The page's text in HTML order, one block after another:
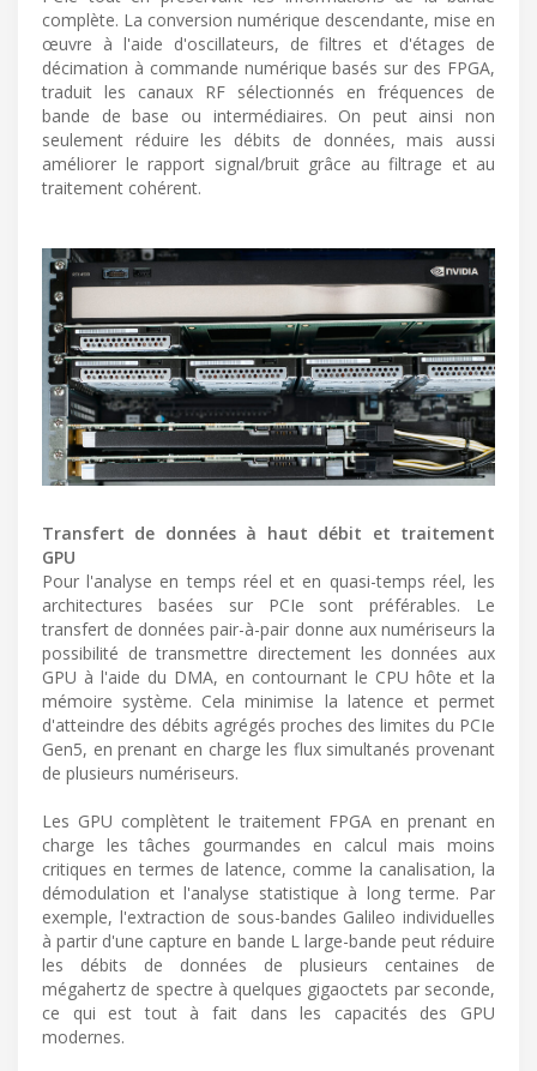
complète. La conversion numérique descendante, mise en
œuvre à l'aide d'oscillateurs, de filtres et d'étages de
décimation à commande numérique basés sur des FPGA,
traduit les canaux RF sélectionnés en fréquences de
bande de base ou intermédiaires. On peut ainsi non
seulement réduire les débits de données, mais aussi
améliorer le rapport signal/bruit grâce au filtrage et au
traitement cohérent.
Transfert de données à haut débit et traitement
GPU
Pour l'analyse en temps réel et en quasi-temps réel, les
architectures basées sur PCIe sont préférables. Le
transfert de données pair-à-pair donne aux numériseurs la
possibilité de transmettre directement les données aux
GPU à l'aide du DMA, en contournant le CPU hôte et la
mémoire système. Cela minimise la latence et permet
d'atteindre des débits agrégés proches des limites du PCIe
Gen5, en prenant en charge les flux simultanés provenant
de plusieurs numériseurs.
Les GPU complètent le traitement FPGA en prenant en
charge les tâches gourmandes en calcul mais moins
critiques en termes de latence, comme la canalisation, la
démodulation et l'analyse statistique à long terme. Par
exemple, l'extraction de sous-bandes Galileo individuelles
à partir d'une capture en bande L large-bande peut réduire
les débits de données de plusieurs centaines de
mégahertz de spectre à quelques gigaoctets par seconde,
ce qui est tout à fait dans les capacités des GPU
modernes.